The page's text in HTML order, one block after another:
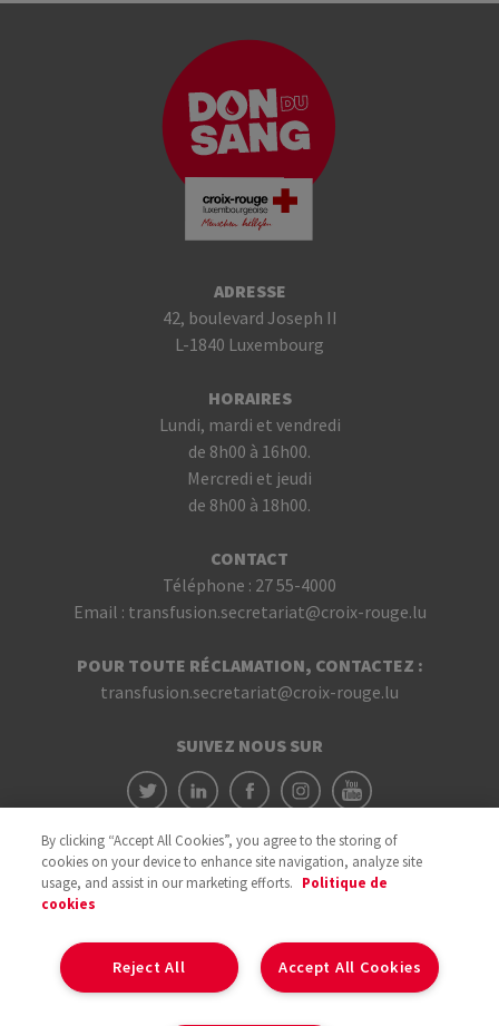
ADRESSE
42, boulevard Joseph II
L-1840 Luxembourg
HORAIRES
Lundi, mardi et vendredi
de 8h00 à 16h00.
Mercredi et jeudi
de 8h00 à 18h00.
CONTACT
Téléphone : 27 55-4000
Email : transfusion.secretariat@croix-rouge.lu
POUR TOUTE RÉCLAMATION, CONTACTEZ :
transfusion.secretariat@croix-rouge.lu
SUIVEZ NOUS SUR
By clicking “Accept All Cookies”, you agree to the storing of
cookies on your device to enhance site navigation, analyze site
usage, and assist in our marketing efforts. Politique de
cookies
Accept All Cookies
Reject All